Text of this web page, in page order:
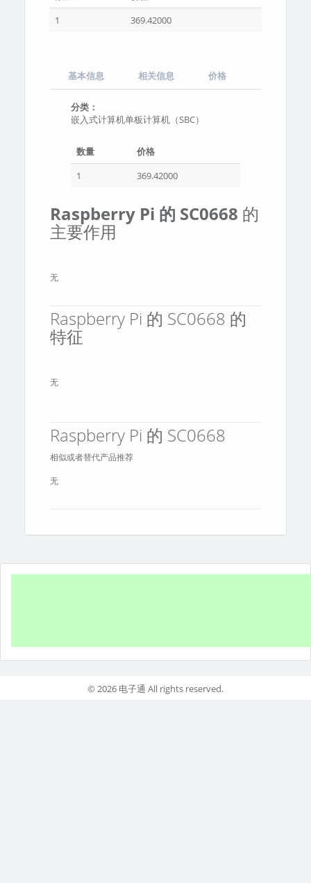
1
369.42000
基本信息 相关信息 价格
分类：
嵌入式计算机单板计算机（SBC）
数量
价格
1
369.42000
Raspberry Pi 的 SC0668 的
主要作用
无
Raspberry Pi 的 SC0668 的
特征
无
Raspberry Pi 的 SC0668
相似或者替代产品推荐
无
© 2026 电子通 All rights reserved.